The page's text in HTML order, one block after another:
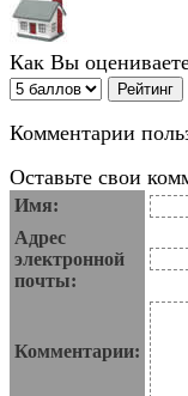
Как Вы
Комментарии
Оставьте свои
Имя:
Адрес
электронной
почты:
Комментарии: